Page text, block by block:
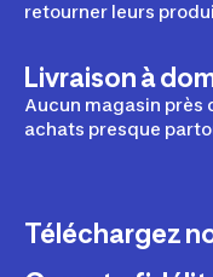
retourner leurs
Livraison à
Aucun magasin près
achats presque
Téléchargez